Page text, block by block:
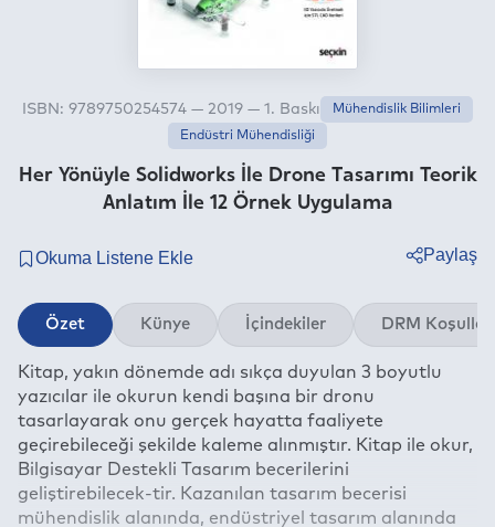
Her Yönüyle Solidworks İle Drone Tasarımı Teorik
Anlatım İle 12 Örnek Uygulama
ISBN: 9789750254574 — 2019 — 1. Baskı
Mühendislik Bilimleri
Endüstri Mühendisliği
Paylaş
Twitter
Linkedin
Whatsapp
Telegram
Özet Künye İçindekiler DRM Koşulları
Kitap, yakın dönemde adı sıkça duyulan 3 boyutlu
yazıcılar ile okurun kendi başına bir dronu
tasarlayarak onu gerçek hayatta faaliyete
geçirebileceği şekilde kaleme alınmıştır. Kitap ile okur,
Bilgisayar Destekli Tasarım becerilerini
geliştirebilecek-tir. Kazanılan tasarım becerisi
mühendislik alanında, endüstriyel tasarım alanında